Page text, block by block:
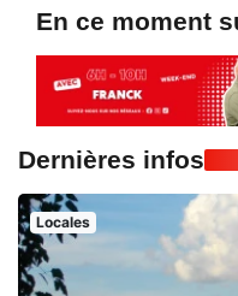
En ce moment
Dernières infos
Locales